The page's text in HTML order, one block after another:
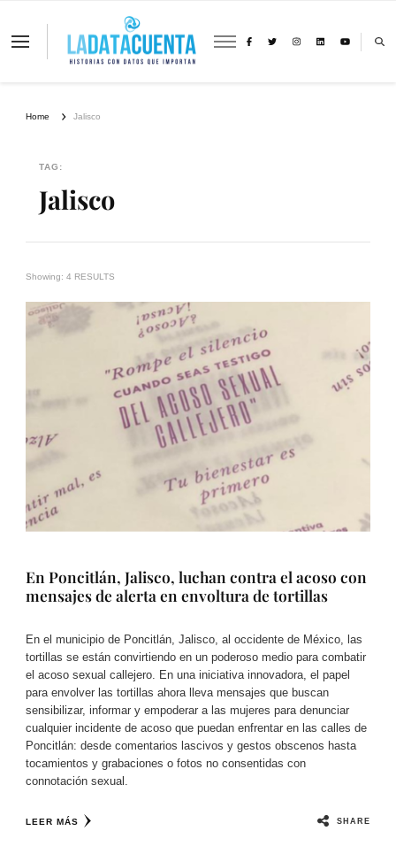
La Data Cuenta es una plataforma
Home Jalisco
TAG:
Jalisco
Showing: 4 RESULTS
En Poncitlán, Jalisco, luchan contra el acoso con
mensajes de alerta en envoltura de tortillas
En el municipio de Poncitlán, Jalisco, al occidente de México, las
tortillas se están convirtiendo en un poderoso medio para combatir
el acoso sexual callejero. En una iniciativa innovadora, el papel
para envolver las tortillas ahora lleva mensajes que buscan
sensibilizar, informar y empoderar a las mujeres para denunciar
cualquier incidente de acoso que puedan enfrentar en las calles de
Poncitlán: desde comentarios lascivos y gestos obscenos hasta
tocamientos y grabaciones o fotos no consentidas con
connotación sexual.
LEER MÁS SHARE